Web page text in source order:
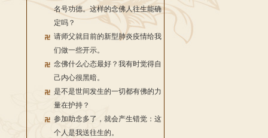
名号功德。这样的念佛人往生能确
定吗？
请师父就目前的新型肺炎疫情给我
们做一些开示。
念佛什么心态最好？我有时觉得自
己内心很黑暗。
是不是世间发生的一切都有佛的力
量在护持？
参加助念多了，就会产生错觉：这
个人是我送往生的。